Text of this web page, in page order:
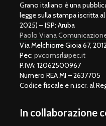
Grano italiano è una
legge sulla stampa iscritta
2025) – ISP: Aruba
Paolo Viana
Via Melchiorre Gioia 67,
Pec: pvcomsrl@pec.it
P.IVA: 12062500967
Numero REA MI – 2637705
Codice fiscale e n.iscr. al
In collaborazione